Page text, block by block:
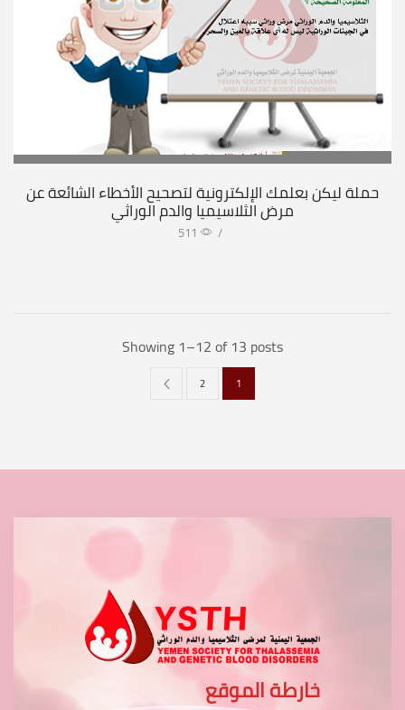
حملة ليكن بعلمك الإلكترونية لتصحيح الأخطاء الشائعة عن
مرض الثلاسيميا والدم الوراثي
/
511
Showing 1–12 of 13 posts
1
2
خارطة الموقع